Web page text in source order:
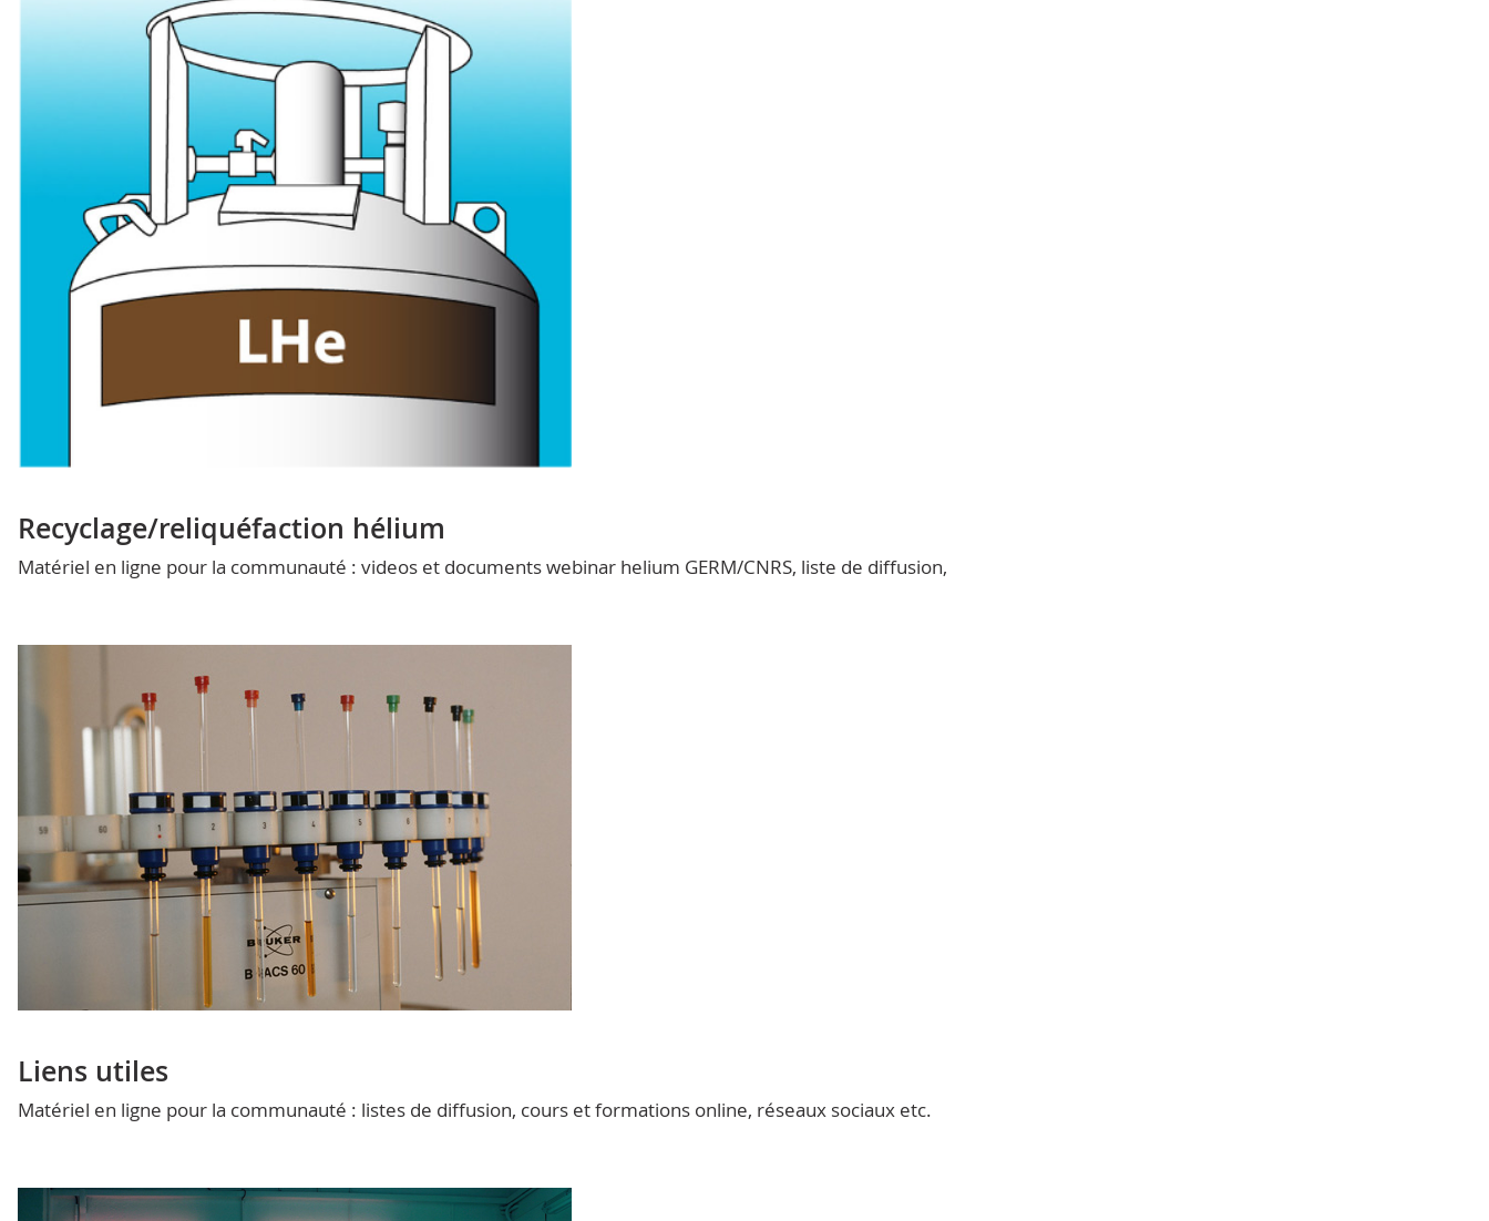
Recyclage/reliquéfaction hélium
Matériel en ligne pour la communauté : videos et documents webinar helium GERM/CNRS, liste de diffusion,
Liens utiles
Matériel en ligne pour la communauté : listes de diffusion, cours et formations online, réseaux sociaux etc.